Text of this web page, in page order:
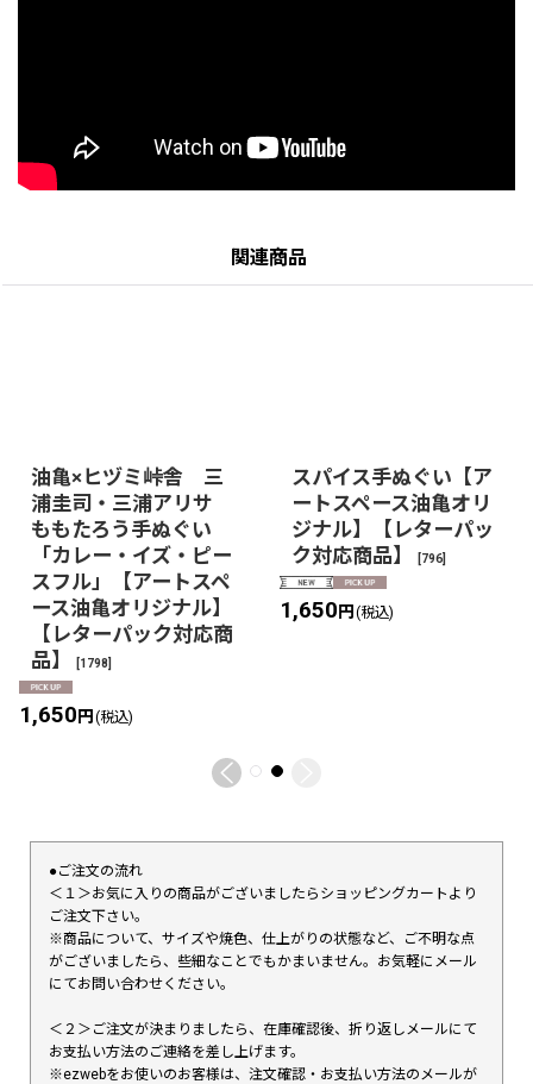
関連商品
油亀×ヒヅミ峠舎 三
浦圭司・三浦アリサ
ももたろう手ぬぐい
「カレー・イズ・ピー
スフル」【アートスペ
ース油亀オリジナル】
【レターパック対応商
品】
[1798]
1,650円 (税込)
スパイス手ぬぐい【ア
ートスペース油亀オリ
ジナル】【レターパッ
ク対応商品】
[796]
1,650円 (税込)
●ご注文の流れ
＜１＞お気に入りの商品がございましたらショッピングカートより
ご注文下さい。
※商品について、サイズや焼色、仕上がりの状態など、ご不明な点
がございましたら、些細なことでもかまいません。お気軽にメール
にてお問い合わせください。
＜２＞ご注文が決まりましたら、在庫確認後、折り返しメールにて
お支払い方法のご連絡を差し上げます。
※ezwebをお使いのお客様は、注文確認・お支払い方法のメールが